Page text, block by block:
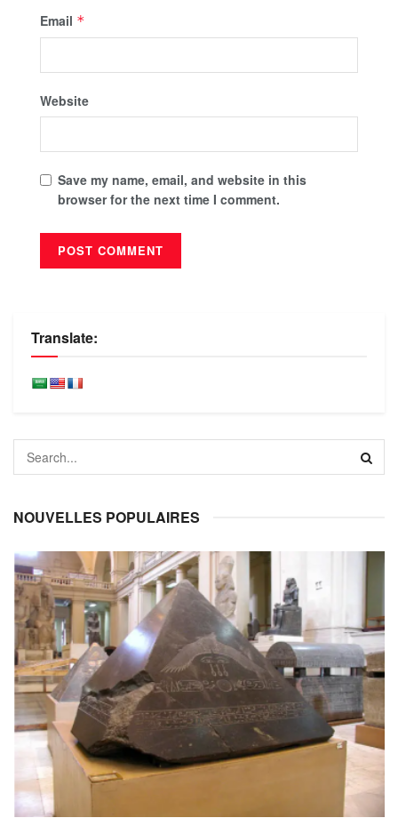
Email *
Website
Save my name, email, and website in this
browser for the next time I comment.
Translate:
NOUVELLES POPULAIRES